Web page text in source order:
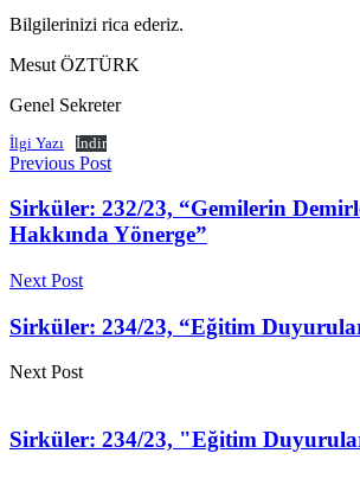
Bilgilerinizi rica ederiz.
Mesut ÖZTÜRK
Genel Sekreter
İlgi Yazı İndir
Previous Post
Sirküler: 232/23, “Gemilerin
Hakkında Yönerge”
Next Post
Sirküler: 234/23, “Eğitim
Next Post
Sirküler: 234/23, "Eğitim